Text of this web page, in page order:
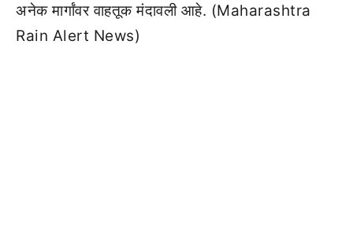
अनेक मार्गांवर वाहतूक मंदावली आहे. (Maharashtra
Rain Alert News)